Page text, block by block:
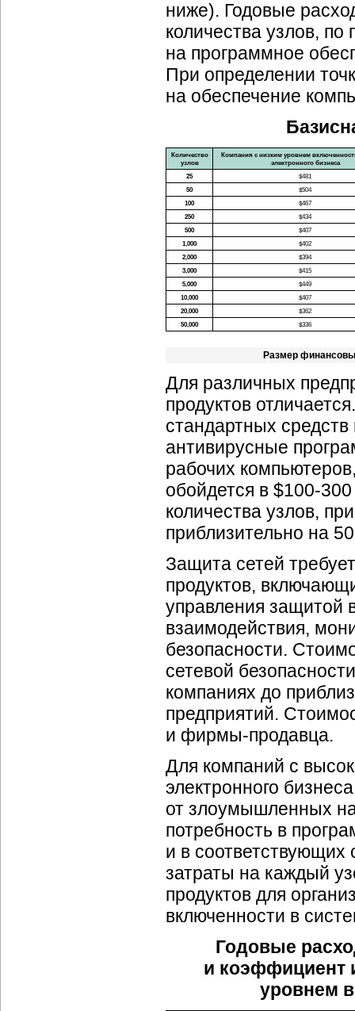
ниже). Годовые
количества узлов,
на программное
При определении
на обеспечение
Количество
узлов
Компания с низким уровнем
электронного бизнеса
25
$481
50
$504
100
$467
250
$434
500
$407
1,000
$402
2,000
$394
3,000
$415
5,000
$449
10,000
$407
20,000
$362
50,000
$336
Размер
Для различных
продуктов
стандартных
антивирусные
рабочих
обойдется в $100-
количества узлов,
приблизительно на
Защита сетей
продуктов,
управления защитой
взаимодействия,
безопасности.
сетевой
компаниях до
предприятий.
и фирмы-продавца.
Для компаний с
электронного
от злоумышленных
потребность в
и в соответствующих
затраты на каждый
продуктов для
включенности в
Годовые
и коэффициент
уровнем